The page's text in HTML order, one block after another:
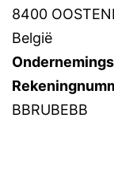
8400
België
BBRUBEBB